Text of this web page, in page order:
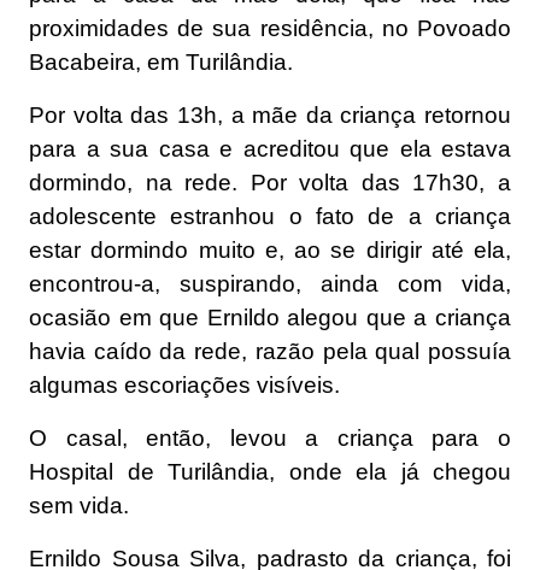
proximidades de sua residência, no Povoado
Bacabeira, em Turilândia.
Por volta das 13h, a mãe da criança retornou
para a sua casa e acreditou que ela estava
dormindo, na rede. Por volta das 17h30, a
adolescente estranhou o fato de a criança
estar dormindo muito e, ao se dirigir até ela,
encontrou-a, suspirando, ainda com vida,
ocasião em que Ernildo alegou que a criança
havia caído da rede, razão pela qual possuía
algumas escoriações visíveis.
O casal, então, levou a criança para o
Hospital de Turilândia, onde ela já chegou
sem vida.
Ernildo Sousa Silva, padrasto da criança, foi